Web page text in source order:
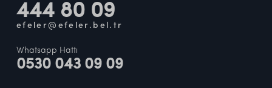
444 80 09
efeler@efeler.bel.tr
Whatsapp Hattı
0530 043 09 09